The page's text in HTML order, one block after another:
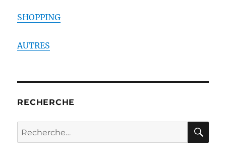
SHOPPING
AUTRES
RECHERCHE
Recherche
pour :